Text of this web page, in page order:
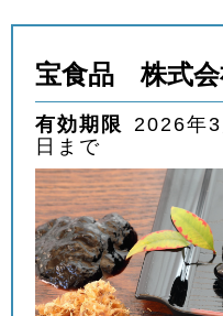
宝食品 株式会
有効期限 2026年
日まで